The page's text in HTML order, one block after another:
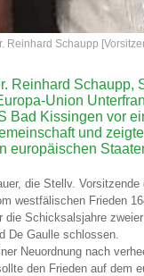
Reinhard Schaupp
Reinhard
Union
Bad Kissingen vor
und
europäischen
die Stellv.
westfälischen Frieden
Schicksalsjahre
De Gaulle schlossen.
Neuordnung nach
den Frieden auf dem